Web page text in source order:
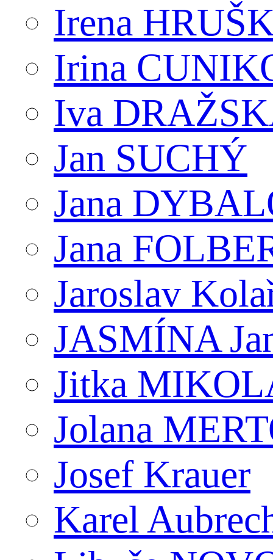
Irena
Irina
Iva
Jan SUCHÝ
Jana
Jana
Jaroslav
JASMÍNA
Jitka
Jolana
Josef Krauer
Karel